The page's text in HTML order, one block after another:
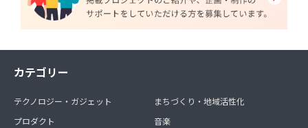
カテゴリー
テクノロジー・ガジェット
プロダクト
まちづくり・地域活性化
音楽